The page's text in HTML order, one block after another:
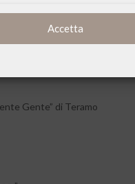
Accetta
Teatrale “Associazione
n. 37
Gente” di Teramo